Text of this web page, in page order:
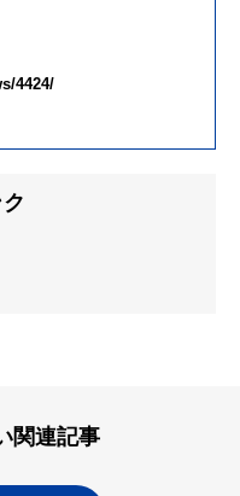
4424/
関連記事